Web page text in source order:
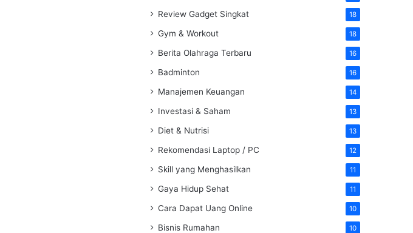
Review Gadget Singkat 18
Gym & Workout 18
Berita Olahraga Terbaru 16
Badminton 16
Manajemen Keuangan 14
Investasi & Saham 13
Diet & Nutrisi 13
Rekomendasi Laptop / PC 12
Skill yang Menghasilkan 11
Gaya Hidup Sehat 11
Cara Dapat Uang Online 10
Bisnis Rumahan 10